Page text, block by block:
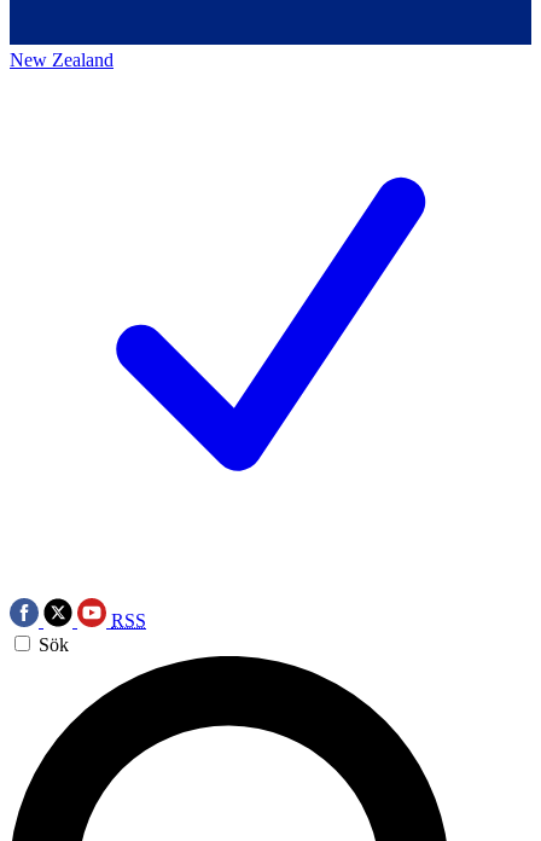
New Zealand
RSS
Sök